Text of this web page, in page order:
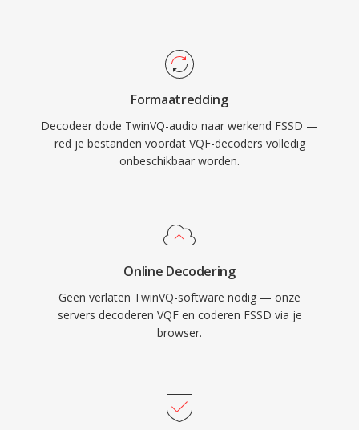
Formaatredding
Decodeer dode TwinVQ-audio naar werkend FSSD —
red je bestanden voordat VQF-decoders volledig
onbeschikbaar worden.
Online Decodering
Geen verlaten TwinVQ-software nodig — onze
servers decoderen VQF en coderen FSSD via je
browser.